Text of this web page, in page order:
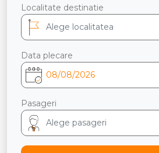
Localitate destinatie
Data plecare
Pasageri